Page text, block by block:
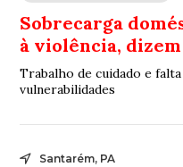
Sobrecarga
à violência,
Trabalho de cuidado e
vulnerabilidades
Santarém, PA